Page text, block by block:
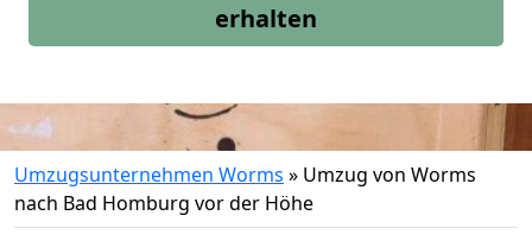
erhalten
Umzugsunternehmen Worms » Umzug von Worms
nach Bad Homburg vor der Höhe